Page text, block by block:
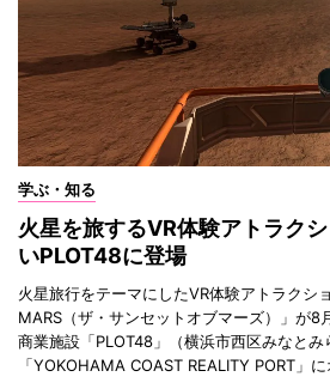
学ぶ・知る
火星を旅するVR体験アトラク
いPLOT48に登場
火星旅行をテーマにしたVR体験アトラクシ
MARS（ザ・サンセットオブマーズ）」が8
商業施設「PLOT48」（横浜市西区みなとみ
「YOKOHAMA COAST REALITY PORT」に